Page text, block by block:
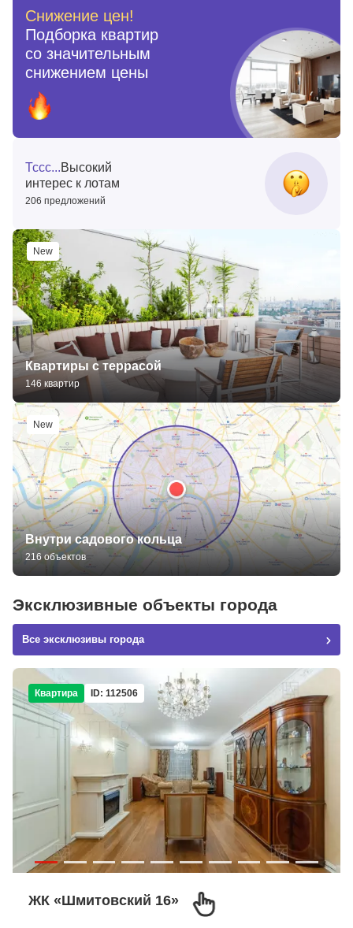
New
Квартиры с террасой
146 квартир
Снижение цен!
Подборка квартир
со значительным
снижением цены
New
Внутри садового кольца
216 объектов
Тссс...Высокий
интерес к лотам
206 предложений
Эксклюзивные объекты города
Все эксклюзивы города
Квартира ID: 112506
ЖК «Шмитовский 16»